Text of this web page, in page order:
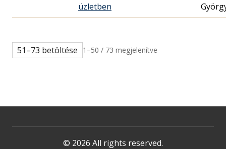
üzletben
51–73 betöltése 1–50 / 73 megjelenítve
© 2026 All rights reserved.